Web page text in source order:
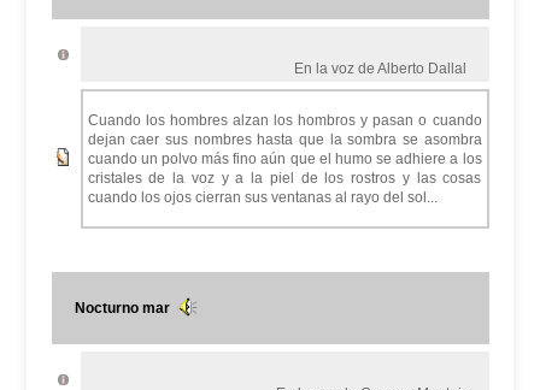
En la voz de Alberto Dallal
Cuando los hombres alzan los hombros y pasan o cuando
dejan caer sus nombres hasta que la sombra se asombra
cuando un polvo más fino aún que el humo se adhiere a los
cristales de la voz y a la piel de los rostros y las cosas
cuando los ojos cierran sus ventanas al rayo del sol...
Nocturno mar